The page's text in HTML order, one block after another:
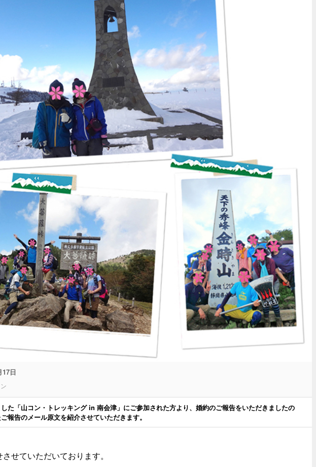
17日
た「山コン・トレッキング in 南会津」にご参加された方より、婚約のご報告をいただきましたの
報告のメール原文を紹介させていただきます。
せていただいております。